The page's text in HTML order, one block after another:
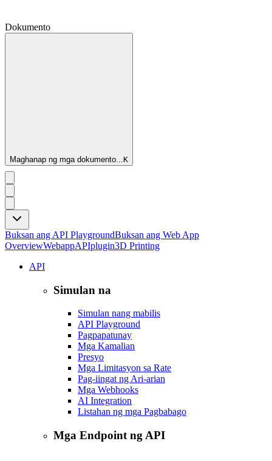
Dokumento
Maghanap ng mga dokumento...K
Buksan ang API PlaygroundBuksan ang Web App
OverviewWebappAPIplugin3D Printing
API
Simulan na
Simulan nang mabilis
API Playground
Pagpapatunay
Mga Kamalian
Presyo
Mga Limitasyon sa Rate
Pag-iingat ng Ari-arian
Mga Webhooks
AI Integration
Listahan ng mga Pagbabago
Mga Endpoint ng API